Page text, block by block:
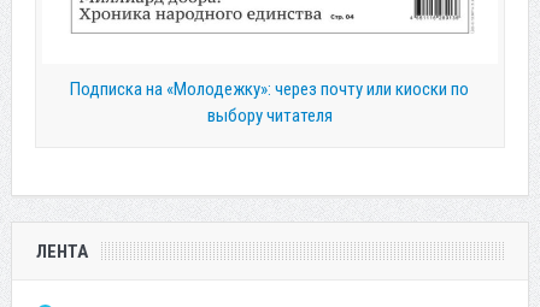
Подписка на «Молодежку»: через почту или киоски по
выбору читателя
ЛЕНТА